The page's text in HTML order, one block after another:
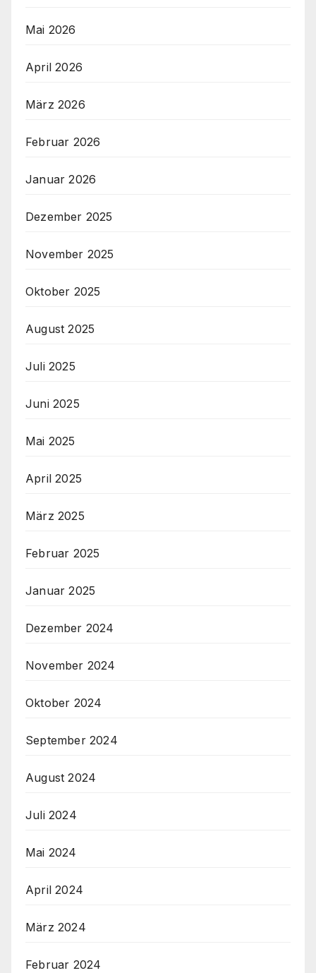
Mai 2026
April 2026
März 2026
Februar 2026
Januar 2026
Dezember 2025
November 2025
Oktober 2025
August 2025
Juli 2025
Juni 2025
Mai 2025
April 2025
März 2025
Februar 2025
Januar 2025
Dezember 2024
November 2024
Oktober 2024
September 2024
August 2024
Juli 2024
Mai 2024
April 2024
März 2024
Februar 2024